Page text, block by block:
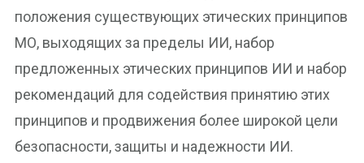
положения существующих этических принципов
МО, выходящих за пределы ИИ, набор
предложенных этических принципов ИИ и набор
рекомендаций для содействия принятию этих
принципов и продвижения более широкой цели
безопасности, защиты и надежности ИИ.